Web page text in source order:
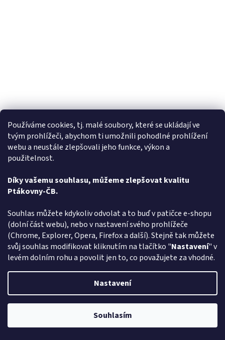
Používáme cookies, tj. malé soubory, které se ukládají ve
tvým prohlížeči, abychom ti umožnili pohodlné prohlížení
webu a neustále zlepšovali jeho funkce, výkon a
použitelnost.
Díky vašemu souhlasu, můžeme zlepšovat kvalitu
Ptákovny-ČB.
Souhlas můžete kdykoliv odvolat a to buď v patičce e-shopu
(dolní část webu), nebo v nastavení svého prohlížeče
(Chrome, Explorer, Opera, Firefox a další). Stejně tak můžete
svůj souhlas modifikovat kliknutím na tlačítko "Nastavení" v
levém dolním rohu a povolit jen to, co považujete za vhodné.
Nastavení
Souhlasím
Knír s bradkou a obočím
156 Kč
Máte rádi legraci a hledáte - Knír s bradkou a obočím - vyberte si v
rodinném e-shopu ptakoviny-cb.cz. Doručujeme po celé České
republice. Černý knír s bradkou a obočím vhodný...
Kód:11962